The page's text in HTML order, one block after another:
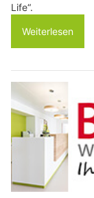
Life“.
Weiterlesen